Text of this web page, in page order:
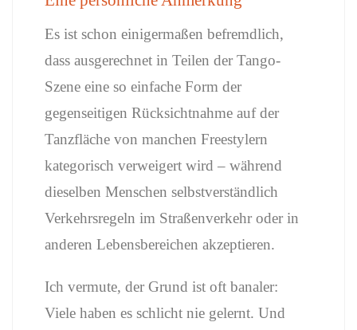
Es ist schon einigermaßen befremdlich,
dass ausgerechnet in Teilen der Tango-
Szene eine so einfache Form der
gegenseitigen Rücksichtnahme aufder
Tanzfläche von manchen Freestylern
kategorisch verweigert wird – während
dieselben Menschen selbstverständlich
Verkehrsregeln im Straßenverkehr oder in
anderen Lebensbereichen akzeptieren.
Ich vermute, der Grund ist oft banaler:
Viele haben es schlicht nie gelernt. Und